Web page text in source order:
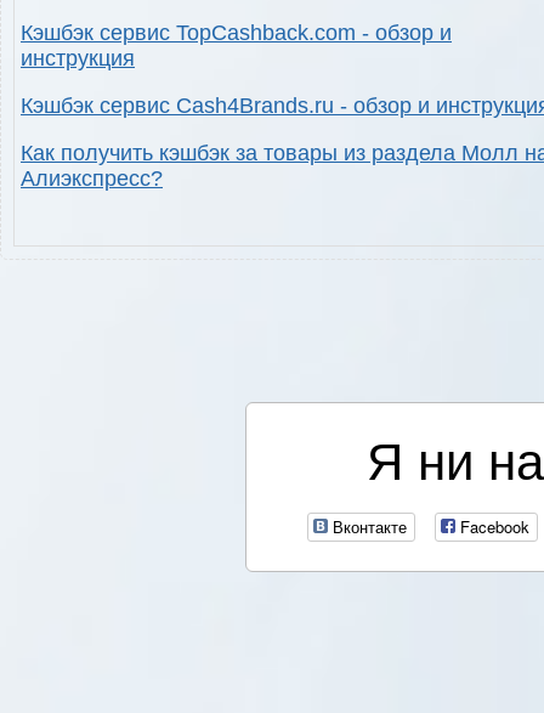
Кэшбэк сервис TopCashback.com - обзор и
инструкция
Кэшбэк сервис Cash4Brands.ru - обзор и
Как получить кэшбэк за товары из раздела Молл
Алиэкспресс?
Я ни
Вконтакте Facebook